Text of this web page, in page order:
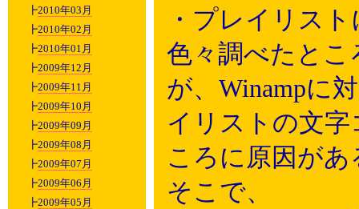
┣2010年03月
┣2010年02月
┣2010年01月
┣2009年12月
┣2009年11月
┣2009年10月
┣2009年09月
┣2009年08月
┣2009年07月
┣2009年06月
┣2009年05月
・プレイリス
色々調べたとこ
が、Winampに
イリストの文
ころに原因が
そこで、